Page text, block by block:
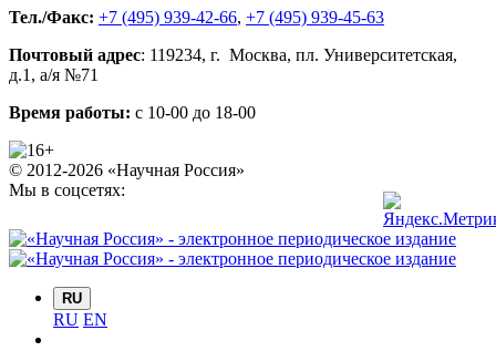
Тел./Факс: +7 (495) 939-42-66, +7 (495) 939-45-63
Почтовый адрес: 119234, г. Москва, пл. Университетская,
д.1 , а/я №71
Время работы: с 10-00 до 18-00
© 2012-2026 «Научная Россия»
Мы в соцсетях:
RU
RU EN